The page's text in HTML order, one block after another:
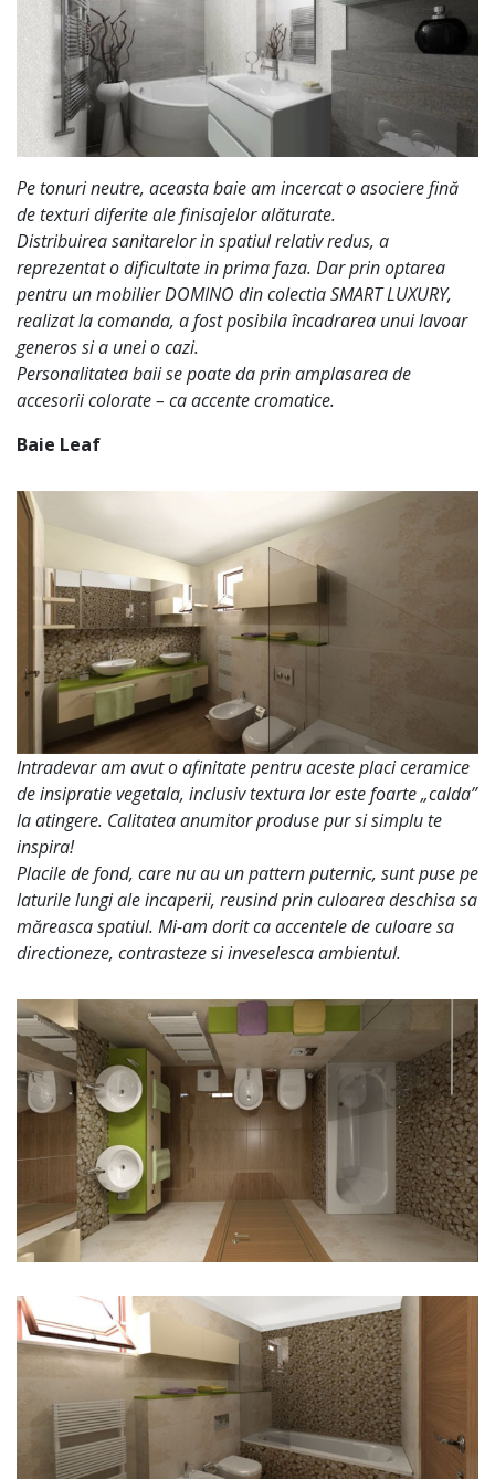
Pe tonuri neutre, aceasta baie am incercat o asociere fină
de texturi diferite ale finisajelor alăturate.
Distribuirea sanitarelor in spatiul relativ redus, a
reprezentat o dificultate in prima faza. Dar prin optarea
pentru un mobilier DOMINO din colectia SMART LUXURY,
realizat la comanda, a fost posibila încadrarea unui lavoar
generos si a unei o cazi.
Personalitatea baii se poate da prin amplasarea de
accesorii colorate – ca accente cromatice.
Baie Leaf
Intradevar am avut o afinitate pentru aceste placi ceramice
de insipratie vegetala, inclusiv textura lor este foarte „calda”
la atingere. Calitatea anumitor produse pur si simplu te
inspira!
Placile de fond, care nu au un pattern puternic, sunt puse pe
laturile lungi ale incaperii, reusind prin culoarea deschisa sa
măreasca spatiul. Mi-am dorit ca accentele de culoare sa
directioneze, contrasteze si inveselesca ambientul.